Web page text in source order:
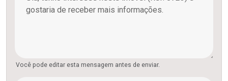
Você pode editar esta mensagem antes de enviar.